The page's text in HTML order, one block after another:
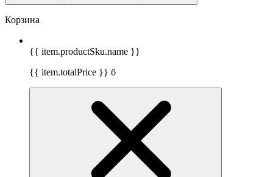
Корзина
{{ item.productSku.name }}
{{ item.totalPrice }} б